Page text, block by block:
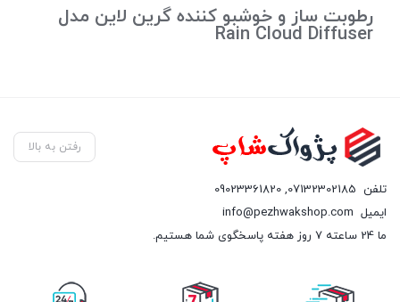
رطوبت ساز و خوشبو کننده گرین لاین مدل
Rain Cloud Diffuser
رفتن به بالا
تلفن 07132302185
,
09023361820
ایمیل info@pezhwakshop.com
ما 24 ساعته 7 روز هفته پاسخگوی شما هستیم.